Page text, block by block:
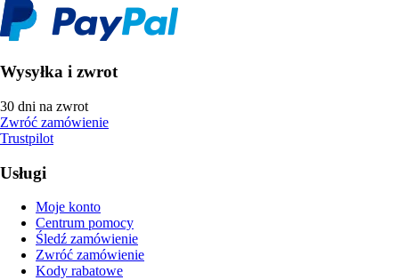
Wysyłka i zwrot
30 dni na zwrot
Zwróć zamówienie
Trustpilot
Usługi
Moje konto
Centrum pomocy
Śledź zamówienie
Zwróć zamówienie
Kody rabatowe